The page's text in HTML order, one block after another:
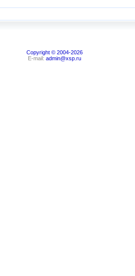
Copyright © 2004-2026
E-mail: admin@xsp.ru